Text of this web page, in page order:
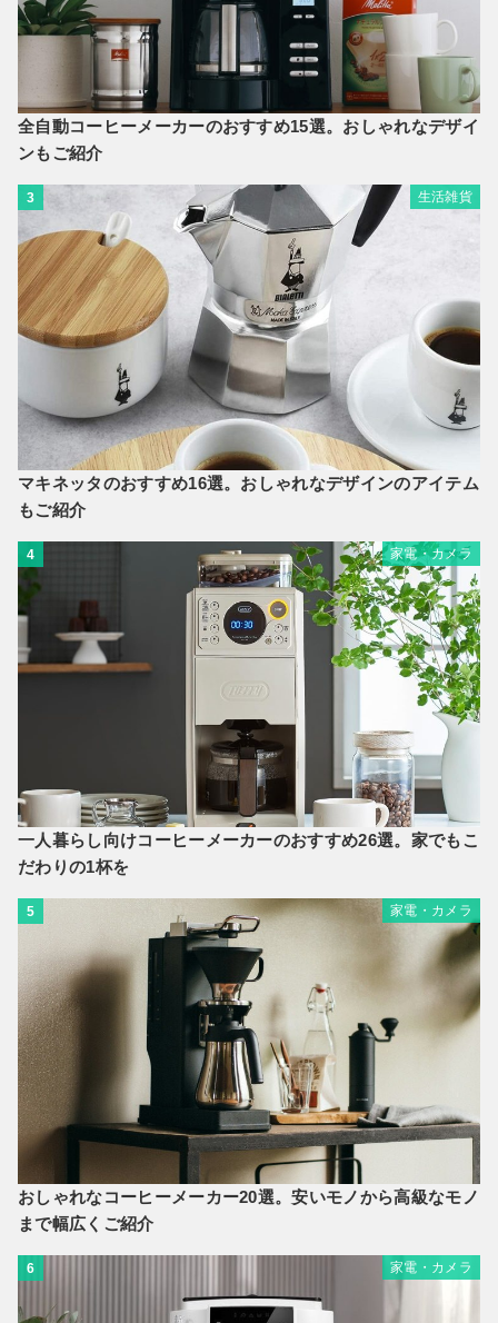
全自動コーヒーメーカーのおすすめ15選。おしゃれなデザイ
ンもご紹介
3 生活雑貨
マキネッタのおすすめ16選。おしゃれなデザインのアイテム
もご紹介
4 家電・カメラ
一人暮らし向けコーヒーメーカーのおすすめ26選。家でもこ
だわりの1杯を
5 家電・カメラ
おしゃれなコーヒーメーカー20選。安いモノから高級なモノ
まで幅広くご紹介
6 家電・カメラ